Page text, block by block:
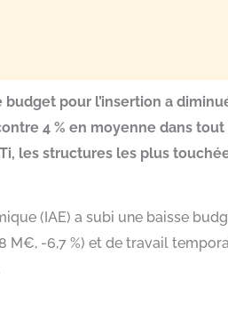
pour l’insertion a
4 % en moyenne dans
les structures les plus
(IAE) a subi une baisse
M€, -6,7 %) et de travail